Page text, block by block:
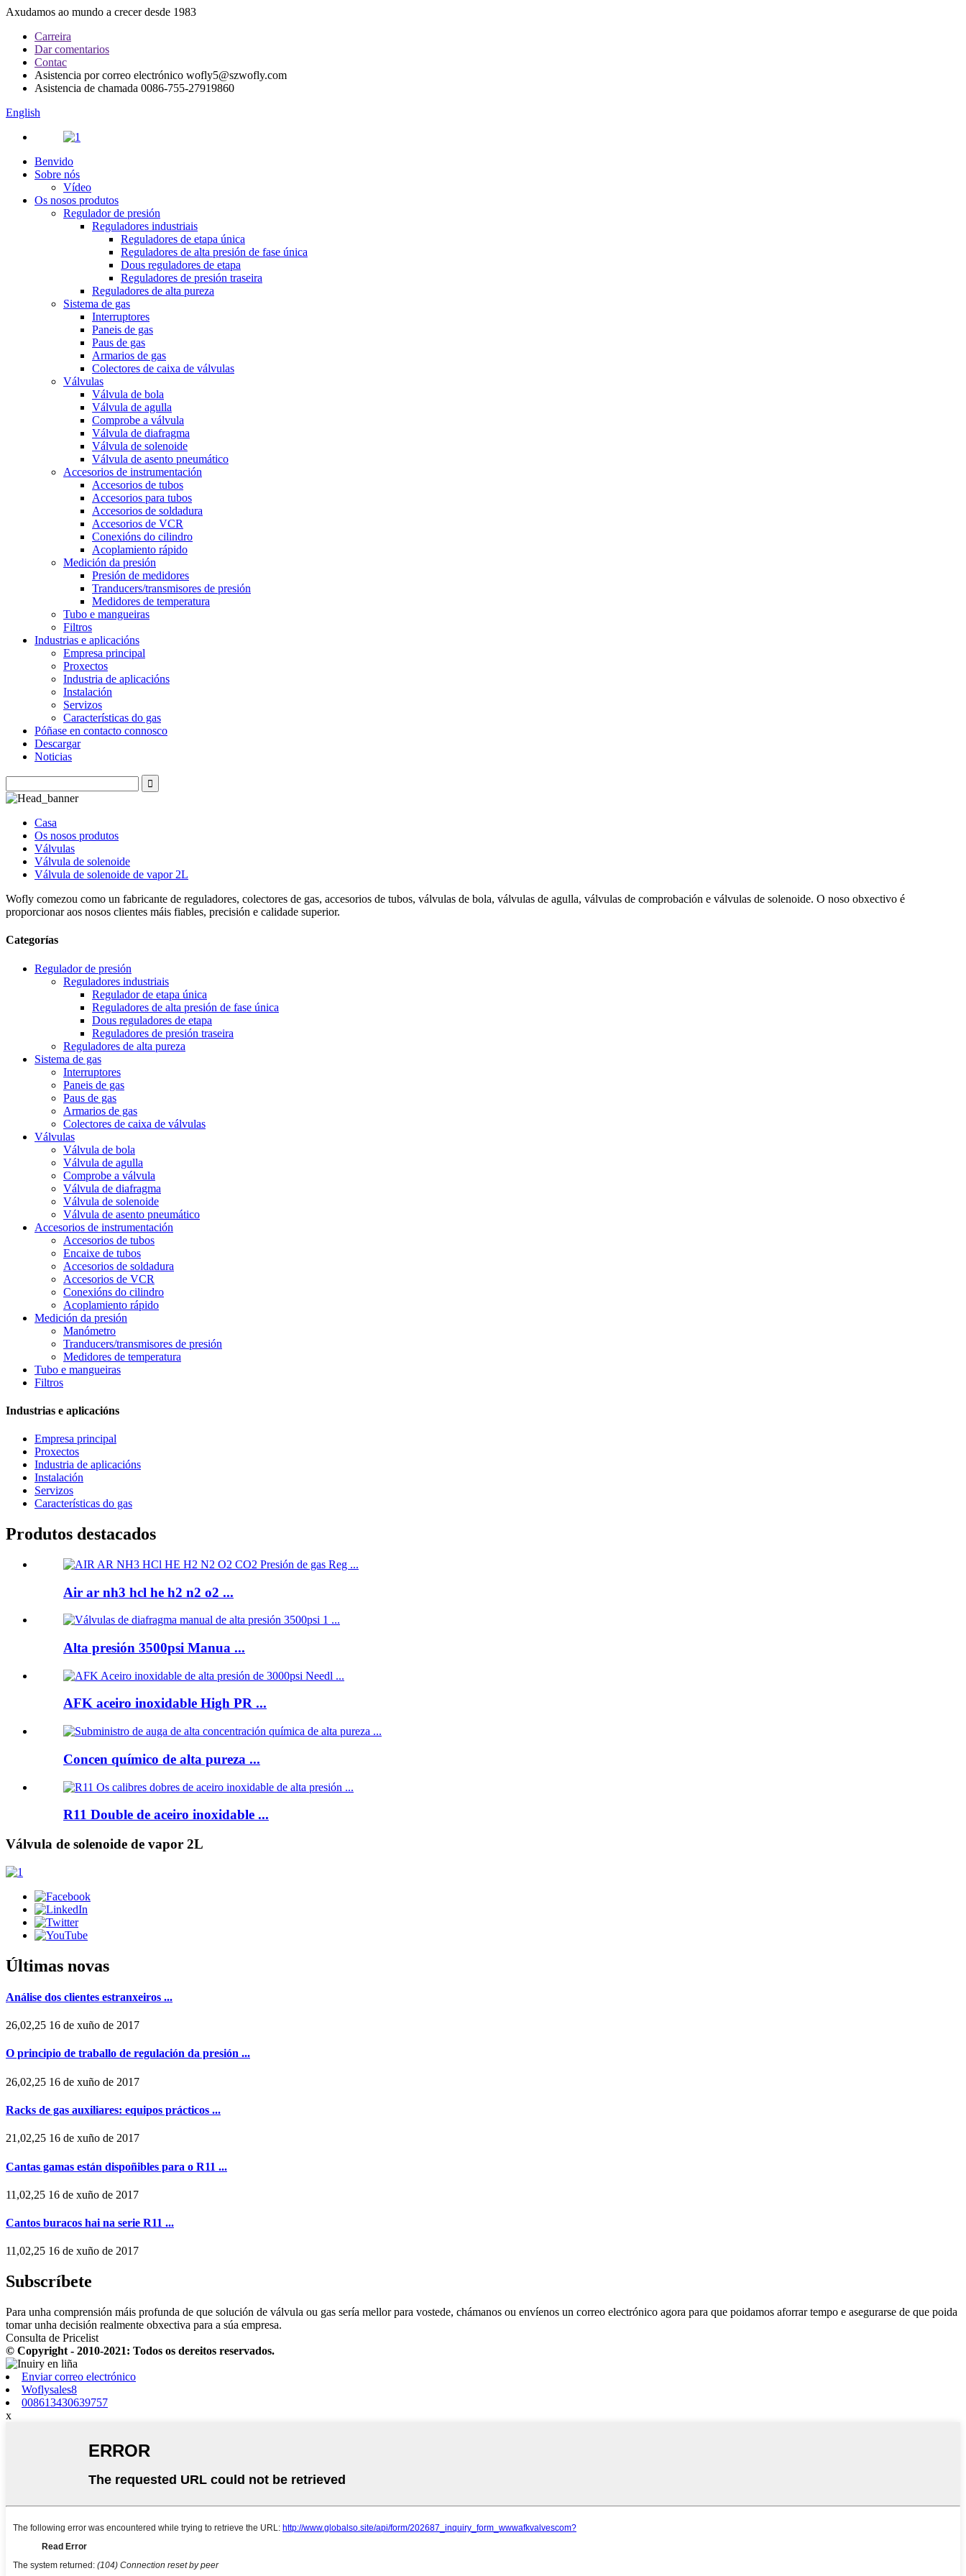
Axudamos ao mundo a crecer desde 1983
Carreira
Dar comentarios
Contac
Asistencia por correo electrónico wofly5@szwofly.com
Asistencia de chamada 0086-755-27919860
English
Benvido
Sobre nós
Vídeo
Os nosos produtos
Regulador de presión
Reguladores industriais
Reguladores de etapa única
Reguladores de alta presión de fase única
Dous reguladores de etapa
Reguladores de presión traseira
Reguladores de alta pureza
Sistema de gas
Interruptores
Paneis de gas
Paus de gas
Armarios de gas
Colectores de caixa de válvulas
Válvulas
Válvula de bola
Válvula de agulla
Comprobe a válvula
Válvula de diafragma
Válvula de solenoide
Válvula de asento pneumático
Accesorios de instrumentación
Accesorios de tubos
Accesorios para tubos
Accesorios de soldadura
Accesorios de VCR
Conexións do cilindro
Acoplamiento rápido
Medición da presión
Presión de medidores
Tranducers/transmisores de presión
Medidores de temperatura
Tubo e mangueiras
Filtros
Industrias e aplicacións
Empresa principal
Proxectos
Industria de aplicacións
Instalación
Servizos
Características do gas
Póñase en contacto connosco
Descargar
Noticias
Casa
Os nosos produtos
Válvulas
Válvula de solenoide
Válvula de solenoide de vapor 2L
Wofly comezou como un fabricante de reguladores, colectores de gas, accesorios de tubos, válvulas de bola, válvulas de agulla, válvulas de comprobación e válvulas de solenoide. O noso obxectivo é
proporcionar aos nosos clientes máis fiables, precisión e calidade superior.
Categorías
Regulador de presión
Reguladores industriais
Regulador de etapa única
Reguladores de alta presión de fase única
Dous reguladores de etapa
Reguladores de presión traseira
Reguladores de alta pureza
Sistema de gas
Interruptores
Paneis de gas
Paus de gas
Armarios de gas
Colectores de caixa de válvulas
Válvulas
Válvula de bola
Válvula de agulla
Comprobe a válvula
Válvula de diafragma
Válvula de solenoide
Válvula de asento pneumático
Accesorios de instrumentación
Accesorios de tubos
Encaixe de tubos
Accesorios de soldadura
Accesorios de VCR
Conexións do cilindro
Acoplamiento rápido
Medición da presión
Manómetro
Tranducers/transmisores de presión
Medidores de temperatura
Tubo e mangueiras
Filtros
Industrias e aplicacións
Empresa principal
Proxectos
Industria de aplicacións
Instalación
Servizos
Características do gas
Produtos destacados
Air ar nh3 hcl he h2 n2 o2 ...
Alta presión 3500psi Manua ...
AFK aceiro inoxidable High PR ...
Concen químico de alta pureza ...
R11 Double de aceiro inoxidable ...
Válvula de solenoide de vapor 2L
Últimas novas
Análise dos clientes estranxeiros ...
26,02,25 16 de xuño de 2017
O principio de traballo de regulación da presión ...
26,02,25 16 de xuño de 2017
Racks de gas auxiliares: equipos prácticos ...
21,02,25 16 de xuño de 2017
Cantas gamas están dispoñibles para o R11 ...
11,02,25 16 de xuño de 2017
Cantos buracos hai na serie R11 ...
11,02,25 16 de xuño de 2017
Subscríbete
Para unha comprensión máis profunda de que solución de válvula ou gas sería mellor para vostede, chámanos ou envíenos un correo electrónico agora para que poidamos aforrar tempo e asegurarse de que poida
tomar unha decisión realmente obxectiva para a súa empresa.
Consulta de Pricelist
© Copyright - 2010-2021: Todos os dereitos reservados.
Enviar correo electrónico
Woflysales8
008613430639757
x